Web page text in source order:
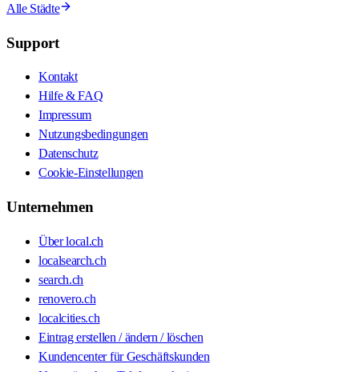
Alle Städte
Support
Kontakt
Hilfe & FAQ
Impressum
Nutzungsbedingungen
Datenschutz
Cookie-Einstellungen
Unternehmen
Über local.ch
localsearch.ch
search.ch
renovero.ch
localcities.ch
Eintrag erstellen / ändern / löschen
Kundencenter für Geschäftskunden